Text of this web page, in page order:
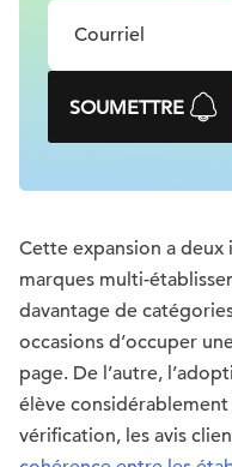
SOUMETTRE
Cette expansion a
marques multi-
davantage de
occasions d’occuper
page. De l’autre,
élève
vérification, les avis